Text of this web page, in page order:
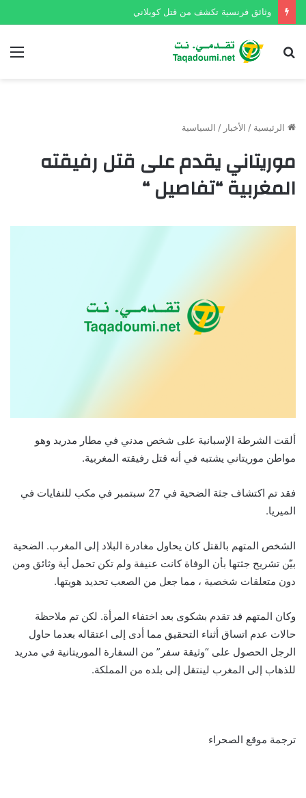
وثائق فرنسية تكشف من قتل كوبلاني
بحث
الرئيسية / الأخبار / السياسية
موريتاني يقدم على قتل رفيقته
المغربية “تفاصيل “
ألقت الشرطة الإسبانية على شخص مدني في مطار مدريد وهو
مواطن موريتاني يشتبه في أنه قتل رفيقته المغربية.
فقد تم اكتشاف جثة الضحية في 27 سبتمبر في مكب للنفايات في
الميريا.
الشخص المتهم بالقتل كان يحاول مغادرة البلاد إلى المغرب. الضحية
بيّن تشريح جثتها بأن الوفاة كانت عنيفة ولم تكن تحمل أية وثائق ومن
دون متعلقات شخصية ، مما جعل من الصعب تحديد هويتها.
وكان المتهم قد تقدم بشكوى بعد اختفاء المرأة. لكن تم ملاحظة
حالات عدم اتساق أثناء التحقيق مما أدى إلى اعتقاله بعدما حاول
الرجل الحصول على “وثيقة سفر” من السفارة الموريتانية في مدريد
للذهاب إلى المغرب لينتقل إلى بلده من المملكة.
ترجمة موقع الصحراء